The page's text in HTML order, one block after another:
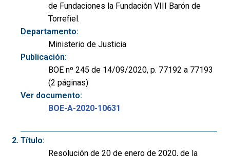
de Fundaciones la Fundación VIII Barón de
Torrefiel.
Departamento:
Ministerio de Justicia
Publicación:
BOE nº 245 de 14/09/2020, p. 77192 a 77193
(2 páginas)
Ver documento:
BOE-A-2020-10631
Título:
Resolución de 20 de enero de 2020, de la